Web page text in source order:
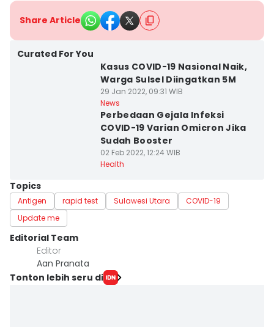
Share Article
Curated For You
Kasus COVID-19 Nasional Naik,
Warga Sulsel Diingatkan 5M
29 Jan 2022, 09:31 WIB
News
Perbedaan Gejala Infeksi
COVID-19 Varian Omicron Jika
Sudah Booster
02 Feb 2022, 12:24 WIB
Health
Topics
Antigen rapid test Sulawesi Utara
COVID-19
Update me
Editorial Team
Editor
Aan Pranata
Tonton lebih seru di